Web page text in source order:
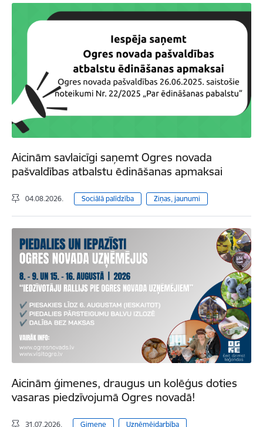
Aicinām savlaicīgi saņemt Ogres novada
pašvaldības atbalstu ēdināšanas apmaksai
04.08.2026. Sociālā palīdzība Ziņas, jaunumi
Aicinām ģimenes, draugus un kolēģus doties
vasaras piedzīvojumā Ogres novadā!
31.07.2026. Ģimene Uzņēmējdarbība